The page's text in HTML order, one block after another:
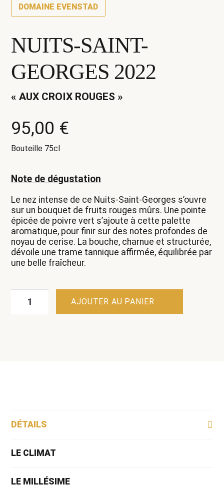
DOMAINE EVENSTAD
NUITS-SAINT-
GEORGES 2022
« AUX CROIX ROUGES »
95,00 €
Bouteille 75cl
Note de dégustation
Le nez intense de ce Nuits-Saint-Georges s’ouvre
sur un bouquet de fruits rouges mûrs. Une pointe
épicée de poivre vert s’ajoute à cette palette
aromatique, pour finir sur des notes profondes de
noyau de cerise. La bouche, charnue et structurée,
dévoile une trame tannique affirmée, équilibrée par
une belle fraîcheur.
AJOUTER AU PANIER
DÉTAILS
LE CLIMAT
LE MILLÉSIME